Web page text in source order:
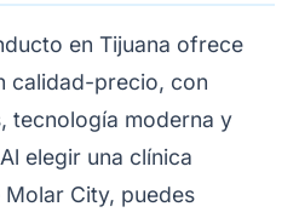
en Tijuana ofrece
calidad-precio, con
tecnología moderna y
elegir una clínica
City, puedes